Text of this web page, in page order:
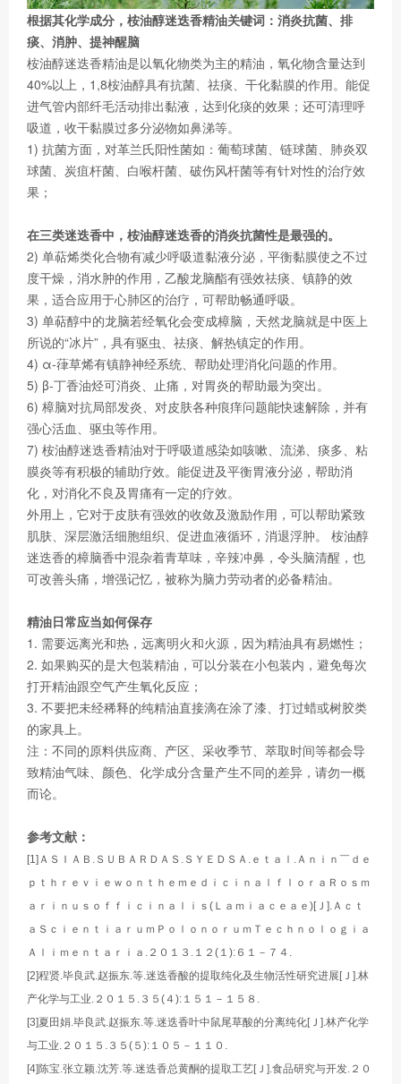
根据其化学成分，桉油醇迷迭香精油关键词：消炎抗菌、排
痰、消肿、提神醒脑
桉油醇迷迭香精油是以氧化物类为主的精油，氧化物含量达到
40%以上，1,8桉油醇具有抗菌、祛痰、干化黏膜的作用。能促
进气管内部纤毛活动排出黏液，达到化痰的效果；还可清理呼
吸道，收干黏膜过多分泌物如鼻涕等。
1) 抗菌方面，对革兰氏阳性菌如：葡萄球菌、链球菌、肺炎双
球菌、炭疽杆菌、白喉杆菌、破伤风杆菌等有针对性的治疗效
果；
在三类迷迭香中，桉油醇迷迭香的消炎抗菌性是最强的。
2) 单萜烯类化合物有减少呼吸道黏液分泌，平衡黏膜使之不过
度干燥，消水肿的作用，乙酸龙脑酯有强效祛痰、镇静的效
果，适合应用于心肺区的治疗，可帮助畅通呼吸。
3) 单萜醇中的龙脑若经氧化会变成樟脑，天然龙脑就是中医上
所说的“冰片”，具有驱虫、祛痰、解热镇定的作用。
4) α-葎草烯有镇静神经系统、帮助处理消化问题的作用。
5) β-丁香油烃可消炎、止痛，对胃炎的帮助最为突出。
6) 樟脑对抗局部发炎、对皮肤各种痕痒问题能快速解除，并有
强心活血、驱虫等作用。
7) 桉油醇迷迭香精油对于呼吸道感染如咳嗽、流涕、痰多、粘
膜炎等有积极的辅助疗效。能促进及平衡胃液分泌，帮助消
化，对消化不良及胃痛有一定的疗效。
外用上，它对于皮肤有强效的收敛及激励作用，可以帮助紧致
肌肤、深层激活细胞组织、促进血液循环，消退浮肿。 桉油醇
迷迭香的樟脑香中混杂着青草味，辛辣冲鼻，令头脑清醒，也
可改善头痛，增强记忆，被称为脑力劳动者的必备精油。
精油日常应当如何保存
1. 需要远离光和热，远离明火和火源，因为精油具有易燃性；
2. 如果购买的是大包装精油，可以分装在小包装内，避免每次
打开精油跟空气产生氧化反应；
3. 不要把未经稀释的纯精油直接滴在涂了漆、打过蜡或树胶类
的家具上。
注：不同的原料供应商、产区、采收季节、萃取时间等都会导
致精油气味、颜色、化学成分含量产生不同的差异，请勿一概
而论。
参考文献：
[1]ＡＳＩＡＢ.ＳＵＢＡＲＤＡＳ.ＳＹＥＤＳＡ.ｅｔａｌ.Ａｎｉｎ￣ｄｅ
ｐｔｈｒｅｖｉｅｗｏｎｔｈｅｍｅｄｉｃｉｎａｌｆｌｏｒａＲｏｓｍ
ａｒｉｎｕｓｏｆｆｉｃｉｎａｌｉｓ(Ｌａｍｉａｃｅａｅ)[Ｊ].Ａｃｔ
ａＳｃｉｅｎｔｉａｒｕｍＰｏｌｏｎｏｒｕｍＴｅｃｈｎｏｌｏｇｉａ
Ａｌｉｍｅｎｔａｒｉａ.２０１３.１２(１):６１－７４.
[2]程贤.毕良武.赵振东.等.迷迭香酸的提取纯化及生物活性研究进展[Ｊ].林
产化学与工业.２０１５.３５(４):１５１－１５８.
[3]夏田娟.毕良武.赵振东.等.迷迭香叶中鼠尾草酸的分离纯化[Ｊ].林产化学
与工业.２０１５.３５(５):１０５－１１０.
[4]陈宝.张立颖.沈芳.等.迷迭香总黄酮的提取工艺[Ｊ].食品研究与开发.２０